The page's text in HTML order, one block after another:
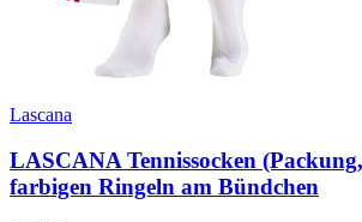
Lascana
LASCANA Tennissocken
farbigen Ringeln am Bündchen